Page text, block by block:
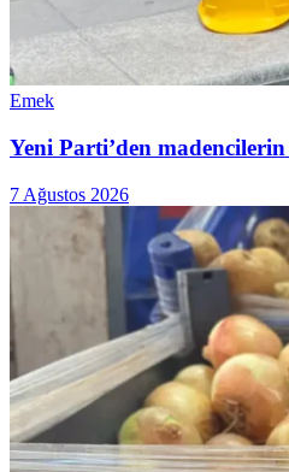
Emek
Yeni Parti’den
7 Ağustos 2026